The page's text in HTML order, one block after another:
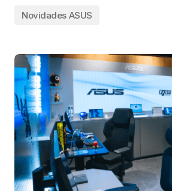
Novidades ASUS